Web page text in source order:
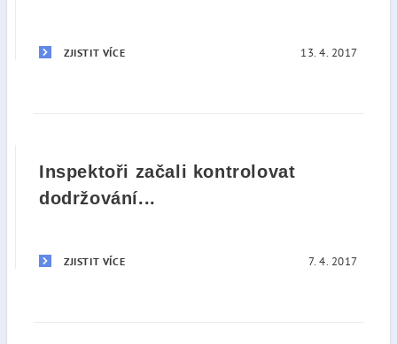
ZJISTIT VÍCE 13. 4. 2017
Inspektoři začali kontrolovat
dodržování...
ZJISTIT VÍCE 7. 4. 2017